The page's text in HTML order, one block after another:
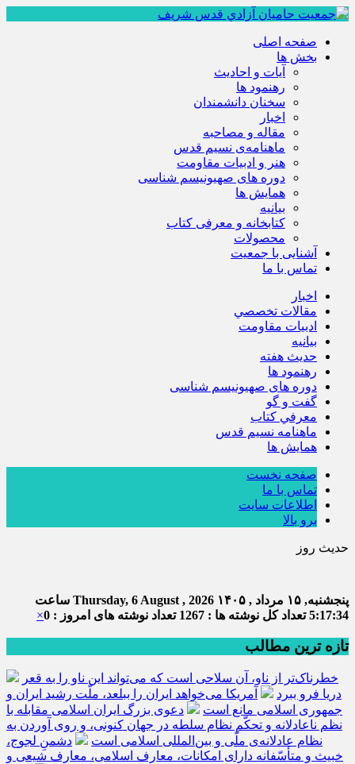
صفحه اصلی
بخش ها
آیات و احادیث
رهنمود ها
سخنان دانشمندان
اخبار
مقاله و مصاحبه
ماهنامه‌ی نسیم قدس
هنر و ادبیات مقاومت
دوره های صهیونیسم شناسی
همايش ها
بيانيه
کتابخانه و معرفی کتاب
محصولات
آشنایی با جمعیت
تماس با ما
اخبار
مقالات تخصصي
ادبيات مقاومت
بيانيه
حديث هفته
رهنمود ها
دوره های صهیونیسم شناسی
گفت و گو
معرفي كتاب
ماهنامه نسيم قدس
همايش ها
صفحه نخست
تماس با ما
اطلاعات سایت
برو بالا
حدیث روز
پنجشنبه, ۱۵ مرداد , ۱۴۰۵ Thursday, 6 August , 2026 ساعت
5:17:35تعداد کل نوشته ها : 1267 تعداد نوشته های امروز : 0 ×
تازه ترین مطالب
خطرناک‌تر از ناو، آن سلاحی است که می‌تواند این ناو را به قعر
دریا فرو ببرد
آمریکا می‌خواهد ایران را ببلعد، ملّت رشید ایران و
جمهوری اسلامی مانع است
دعوی بزرگ ایران اسلامی مقابله با
نظم ناعادلانه و تحکّم نظام سلطه در جهان کنونی، و روی آوردن به
نظام عادلانه‌ی ملّی و بین‌المللی اسلامی است
دشمنِ لجوج،
خبیث و متأسّفانه دارای امکانات، معارف اسلامی، معارف شیعی و